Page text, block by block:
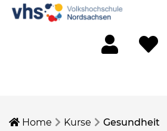
Home Kurse
Gesundheit